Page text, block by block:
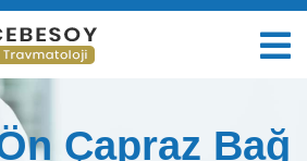
Çapraz Bağ